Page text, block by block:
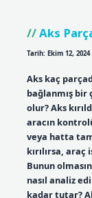
Aks
Tarih: Ekim 12, 2024
Aks kaç
bağlanmış
olur? Aks
aracın
veya hatta
kırılırsa,
Bunun
nasıl analiz
kadar tutar?